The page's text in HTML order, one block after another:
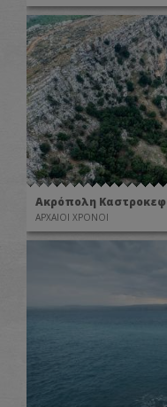
Ακρόπολη
ΑΡΧΑΙΟΙ ΧΡΟΝΟΙ